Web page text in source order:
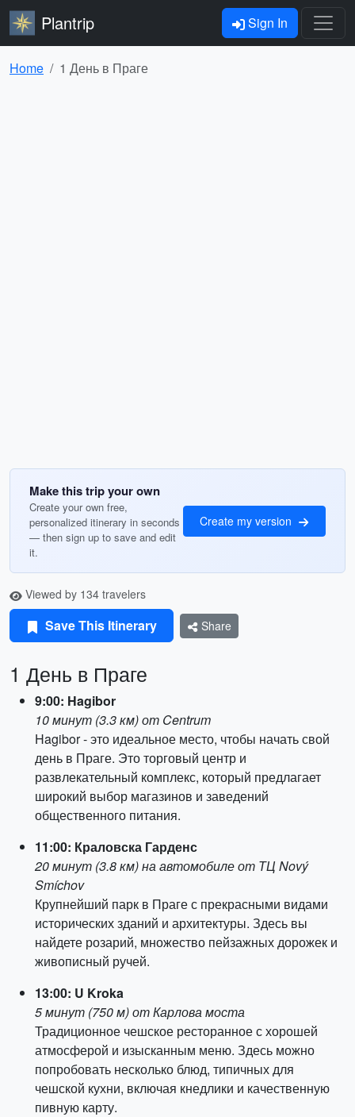
Plantrip Sign In
Home 1 День в Праге
Make this trip your own
Create your own free,
personalized itinerary in seconds
— then sign up to save and edit
it.
Create my version
Viewed by 134 travelers
Save This Itinerary Share
1 День в Праге
9:00: Hagibor
10 минут (3.3 км) от Centrum
Hagibor - это идеальное место, чтобы начать свой
день в Праге. Это торговый центр и
развлекательный комплекс, который предлагает
широкий выбор магазинов и заведений
общественного питания.
11:00: Краловска Гарденс
20 минут (3.8 км) на автомобиле от ТЦ Nový
Smíchov
Крупнейший парк в Праге с прекрасными видами
исторических зданий и архитектуры. Здесь вы
найдете розарий, множество пейзажных дорожек и
живописный ручей.
13:00: U Kroka
5 минут (750 м) от Карлова моста
Традиционное чешское ресторанное с хорошей
атмосферой и изысканным меню. Здесь можно
попробовать несколько блюд, типичных для
чешской кухни, включая кнедлики и качественную
пивную карту.